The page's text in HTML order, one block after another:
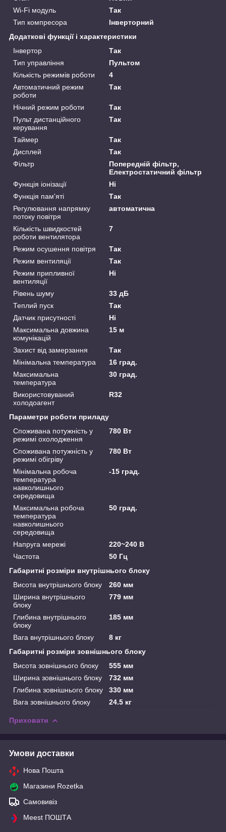
Wi-Fi модуль
Так
Тип компресора
Інверторний
Додаткові функції і характеристики
Інвертор
Так
Тип управління
Пультом
Кількість режимів роботи
4
Автоматичний режим
роботи
Так
Нічний режим роботи
Так
Пульт дистанційного
керування
Так
Таймер
Так
Дисплей
Так
Фільтр
Попередній фільтр,
Електростатичний фільтр
Функція іонізації
Ні
Функція пам'яті
Так
Регулювання напрямку
потоку повітря
автоматична
Кількість швидкостей
роботи вентилятора
7
Режим осушення повітря
Так
Режим вентиляції
Так
Режим припливної
вентиляції
Ні
Рівень шуму
33 дБ
Теплий пуск
Так
Датчик присутності
Ні
Максимальна довжина
комунікацій
15 м
Захист від замерзання
Так
Мінімальна температура
16 град.
Максимальна
температура
30 град.
Використовуваний
холодоагент
R32
Параметри роботи приладу
Споживана потужність у
режимі охолодження
780 Вт
Споживана потужність у
режимі обігріву
780 Вт
Мінімальна робоча
температура
навколишнього
середовища
-15 град.
Максимальна робоча
температура
навколишнього
середовища
50 град.
Напруга мережі
220~240 В
Частота
50 Гц
Габаритні розміри внутрішнього блоку
Висота внутрішнього блоку
260 мм
Ширина внутрішнього
блоку
779 мм
Глибина внутрішнього
блоку
185 мм
Вага внутрішнього блоку
8 кг
Габаритні розміри зовнішнього блоку
Висота зовнішнього блоку
555 мм
Ширина зовнішнього блоку
732 мм
Глибина зовнішнього блоку
330 мм
Вага зовнішнього блоку
24.5 кг
Приховати
Умови доставки
Нова Пошта
Магазини Rozetka
Самовивіз
Meest ПОШТА